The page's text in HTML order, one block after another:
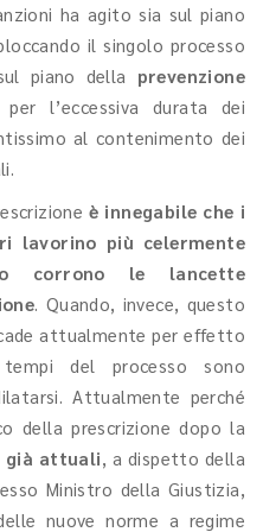
ha agito sia sul piano
il singolo processo
piano della prevenzione
l’eccessiva durata dei
al contenimento dei
è innegabile che i
lavorino più celermente
corrono le lancette
. Quando, invece, questo
attualmente per effetto
del processo sono
Attualmente perché
della prescrizione dopo la
già attuali, a dispetto della
Ministro della Giustizia,
nuove norme a regime